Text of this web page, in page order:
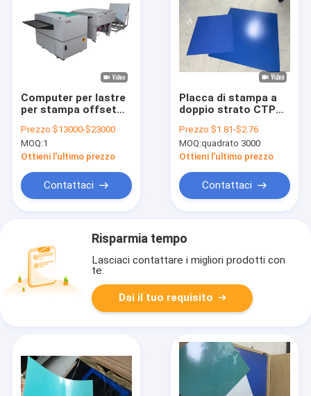
Computer per lastre
per stampa offset
CTP 220v
Prezzo:$13000-$23000
MOQ:1
Ottieni l'ultimo prezzo
Contattaci
Placca di stampa a
doppio strato CTP
mm
Prezzo:$1.81-$2.76
MOQ:quadrato 3000
Ottieni l'ultimo prezzo
Contattaci
Risparmia tempo
Lasciaci contattare i migliori prodotti con
te.
Dai il tuo requisito